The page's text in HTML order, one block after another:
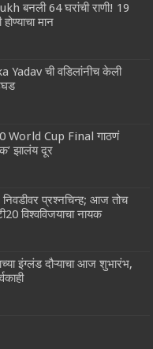
बनली 64 घरांची राणी! 19
मान
ची वडिलांनीच केली
World Cup Final गाठणं
झालंय दूर
निवडीवर प्रश्नचिन्ह; आज तोच
विश्वविजयाचा नायक
इंग्लंड दौऱ्याचा आज शुभारंभ,